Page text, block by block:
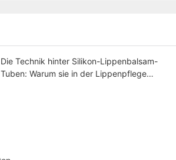
Die Technik hinter Silikon-Lippenbalsam-
Tuben: Warum sie in der Lippenpflege